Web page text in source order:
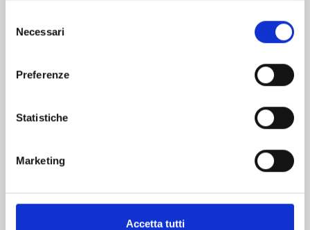
delNecessari
Preferenze
Statistiche
Marketing
Accetta tutti